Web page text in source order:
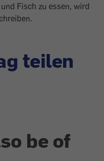
Fisch zu essen, wird
teilen
be of